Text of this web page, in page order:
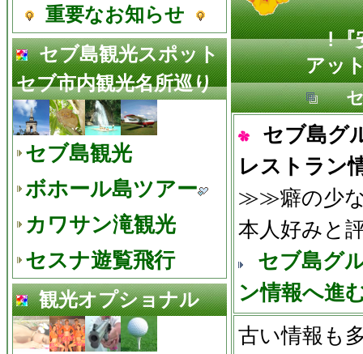
重要なお知らせ
セブ島観光スポット
セブ市内観光名所巡り
セブ島観光
ボホール島ツアー
カワサン滝観光
セスナ遊覧飛行
観光オプショナル
!『
アッ
セ
セブ島グ
レストラン
≫≫癖の少
本人好みと
セブ島グ
ン情報へ進
古い情報も